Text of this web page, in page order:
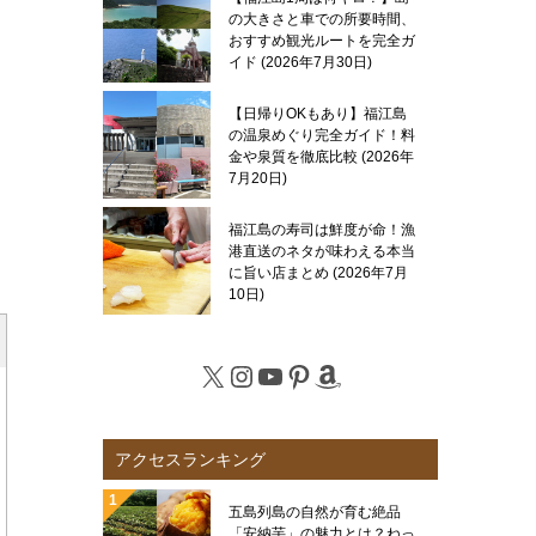
の大きさと車での所要時間、
おすすめ観光ルートを完全ガ
イド 2026年7月30日
【日帰りOKもあり】福江島
の温泉めぐり完全ガイド！料
金や泉質を徹底比較 2026年
7月20日
福江島の寿司は鮮度が命！漁
港直送のネタが味わえる本当
に旨い店まとめ 2026年7月
10日
X Instagram
YouTube
Pinterest
Amazon
アクセスランキング
五島列島の自然が育む絶品